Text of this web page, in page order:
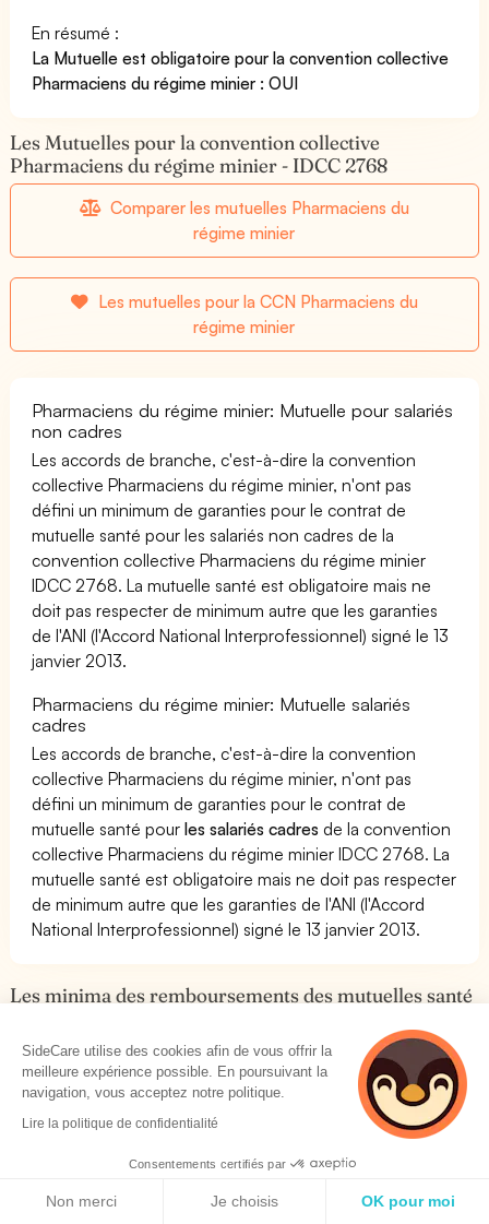
En résumé :
La Mutuelle est obligatoire pour la convention collective
Pharmaciens du régime minier : OUI
Les Mutuelles pour la convention collective
Pharmaciens du régime minier - IDCC 2768
Comparer les mutuelles Pharmaciens du
régime minier
Les mutuelles pour la CCN Pharmaciens du
régime minier
Pharmaciens du régime minier: Mutuelle pour salariés
non cadres
Les accords de branche, c'est-à-dire la convention
collective Pharmaciens du régime minier, n'ont pas
défini un minimum de garanties pour le contrat de
mutuelle santé pour les salariés non cadres de la
convention collective Pharmaciens du régime minier
IDCC 2768. La mutuelle santé est obligatoire mais ne
doit pas respecter de minimum autre que les garanties
de l'ANI (l'Accord National Interprofessionnel) signé le 13
janvier 2013.
Pharmaciens du régime minier: Mutuelle salariés
cadres
Les accords de branche, c'est-à-dire la convention
collective Pharmaciens du régime minier, n'ont pas
défini un minimum de garanties pour le contrat de
mutuelle santé pourles salariés cadres de la convention
collective Pharmaciens du régime minier IDCC 2768. La
mutuelle santé est obligatoire mais ne doit pas respecter
de minimum autre que les garanties de l'ANI (l'Accord
National Interprofessionnel) signé le 13 janvier 2013.
Les minima des remboursements des mutuelles santé
Les conventions collectives imposent la plupart du
temps des minima de remboursement des mutuelles
santé collectives qui vont
au-delà du code du travail
Avant de choisir une mutuelle collective pour les salariés
de votre entreprise, il est important de connaîtreles
SideCare utilise des cookies afin de vous offrir la
meilleure expérience possible. En poursuivant la
navigation, vous acceptez notre politique.
Lire la politique de confidentialité
Consentements certifiés par
Non merci Je choisis OK pour moi